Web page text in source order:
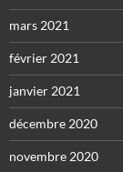
mars 2021
février 2021
janvier 2021
décembre 2020
novembre 2020